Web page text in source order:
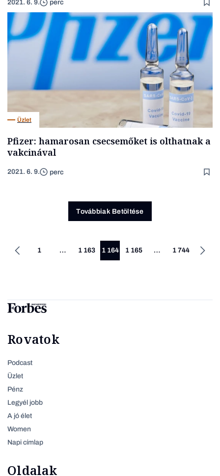
2021. 6. 9. perc
Üzlet
Pfizer: hamarosan csecsemőket is olthatnak a
vakcinával
2021. 6. 9. perc
Továbbiak Betöltése
1 … 1 163 1 164 1 165 … 1 744
Rovatok
Podcast
Üzlet
Pénz
Legyél jobb
A jó élet
Women
Napi címlap
Oldalak